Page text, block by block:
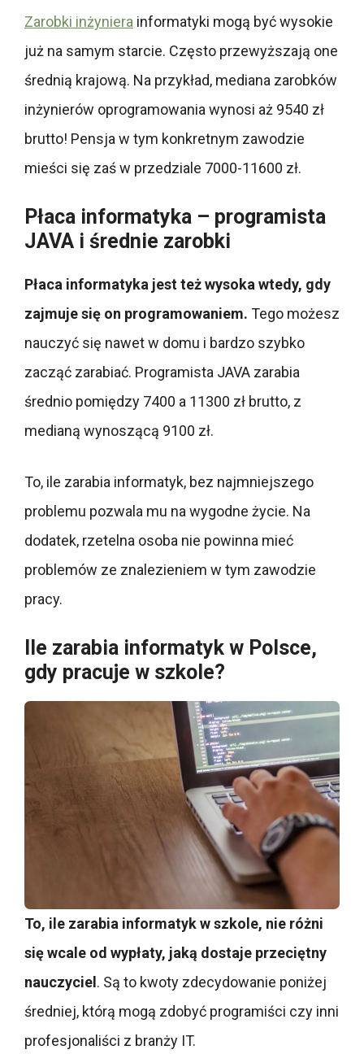
Zarobki inżyniera informatyki mogą być wysokie
już na samym starcie. Często przewyższają one
średnią krajową. Na przykład, mediana zarobków
inżynierów oprogramowania wynosi aż 9540 zł
brutto! Pensja w tym konkretnym zawodzie
mieści się zaś w przedziale 7000-11600 zł.
Płaca informatyka – programista
JAVA i średnie zarobki
Płaca informatyka jest też wysoka wtedy, gdy
zajmuje się on programowaniem. Tego możesz
nauczyć się nawet w domu i bardzo szybko
zacząć zarabiać. Programista JAVA zarabia
średnio pomiędzy 7400 a 11300 zł brutto, z
medianą wynoszącą 9100 zł.
To, ile zarabia informatyk, bez najmniejszego
problemu pozwala mu na wygodne życie. Na
dodatek, rzetelna osoba nie powinna mieć
problemów ze znalezieniem w tym zawodzie
pracy.
Ile zarabia informatyk w Polsce,
gdy pracuje w szkole?
To, ile zarabia informatyk w szkole, nie różni
się wcale od wypłaty, jaką dostaje przeciętny
nauczyciel . Są to kwoty zdecydowanie poniżej
średniej, którą mogą zdobyć programiści czy inni
profesjonaliści z branży IT.